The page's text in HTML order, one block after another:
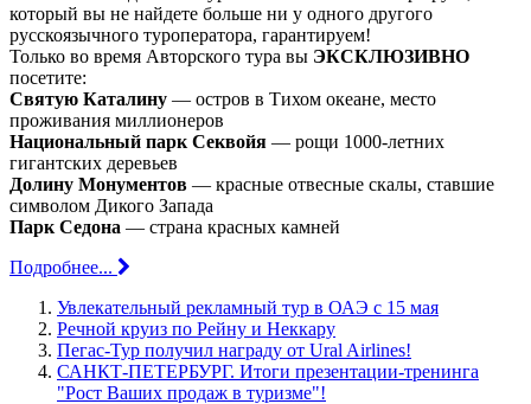
который вы не найдете больше ни у одного другого
русскоязычного туроператора, гарантируем!
Только во время Авторского тура вы ЭКСКЛЮЗИВНО
посетите:
Святую Каталину — остров в Тихом океане, место
проживания миллионеров
Национальный парк Секвойя — рощи 1000-летних
гигантских деревьев
Долину Монументов — красные отвесные скалы, ставшие
символом Дикого Запада
Парк Седона — страна красных камней
Подробнее...
Увлекательный рекламный тур в ОАЭ с 15 мая
Речной круиз по Рейну и Неккару
Пегас-Тур получил награду от Ural Airlines!
САНКТ-ПЕТЕРБУРГ. Итоги презентации-тренинга
"Рост Ваших продаж в туризме"!